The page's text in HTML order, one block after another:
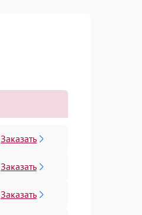
Заказать
Заказать
Заказать